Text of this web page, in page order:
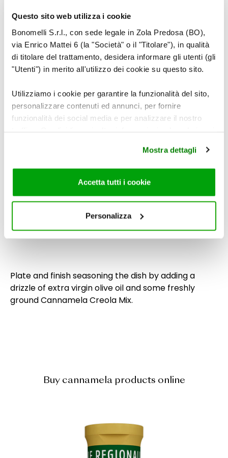
Questo sito web utilizza i cookie
Bonomelli S.r.l., con sede legale in Zola Predosa (BO),
via Enrico Mattei 6 (la "Società" o il "Titolare"), in qualità
di titolare del trattamento, desidera informare gli utenti (gli
"Utenti") in merito all'utilizzo dei cookie su questo sito.
Utilizziamo i cookie per garantire la funzionalità del sito,
personalizzare contenuti ed annunci, per fornire
funzionalità dei social media e per analizzare il nostro
di analisi dei dati web, pubblicità e social media, i quali
potrebbero combinarle con altre informazioni che ha
fornito loro o che hanno raccolto dal suo utilizzo dei loro
cookie consultare la cookie policy. Se clicchi sulla “X” per
chiudere il banner, non verranno installati cookie sul tuo
dispositivo ad eccezione di quelli necessari ai fini del
corretto funzionamento del sito.
Mostra dettagli
Accetta tutti i cookie
Personalizza
Buy cannamela products online
Pour the cooked pasta into the chickpea pot
and leave to take on the flavour of the
legumes.
6
Once cooked, with the heat switched off,
Rosemary and Cannamela Organic Sicilian
7
Plate and finish seasoning the dish by adding a
drizzle of extra virgin olive oil and some freshly
ground Cannamela Creola Mix.